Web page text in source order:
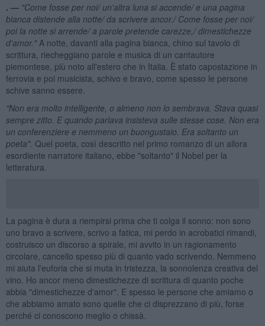
. — "Come fosse per noi/ un'altra luna si accende/ e una pagina
bianca distende alla notte/ da scrivere ancor./ Come fosse per noi/
poi la notte si arrende/ a parole pretende carezze,/ dimestichezze
d'amor." A notte, davanti alla pagina bianca, chino sul tavolo di
scrittura, riecheggiano parole e musica di un cantautore
piemontese, più noto all'estero che in Italia. È stato capostazione in
ferrovia e poi musicista, schivo e bravo, come spesso le persone
schive sanno essere.
"Non era molto intelligente, o almeno non lo sembrava. Stava quasi
sempre zitto. E quando parlava insisteva sulle stesse cose. Non era
un conferenziere e nemmeno un buongustaio. Era soltanto un
poeta". Quel poeta, così descritto nel primo romanzo di un allora
esordiente narratore italiano, ebbe "soltanto" il Nobel per la
letteratura.
La pagina è dura a riempirsi prima che ti colga il sonno: non sono
uno bravo a scrivere, scrivo a fatica, mi perdo in acrobatici rimandi,
costruisco un discorso a spirale, mi avvito in un ragionamento
circolare, cancello spesso più di quanto vado scrivendo. Nemmeno
mi aiuta l'euforia che si muta in tristezza, la sonnolenza creativa del
vino. Ho ancor meno dimestichezze di scrittura di quanto poche
abbia "dimestichezze d'amor". E spesso le persone che amiamo o
che abbiamo amato sono quelle che ci disprezzano di più, forse
perché ci conoscono meglio o chissà.